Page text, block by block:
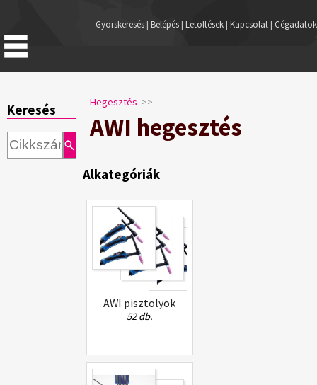
Regisztráció
Gyorskeresés| Belépés | Letöltések | Kapcsolat | Cégadatok
Keresés Hegesztés >>
AWI hegesztés
Alkategóriák
AWI pisztolyok
52 db.